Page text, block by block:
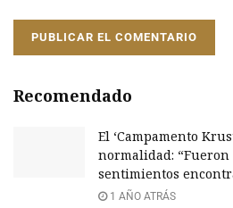
Recomendado
El ‘Campamento
normalidad:
sentimientos
1 AÑO ATRÁS